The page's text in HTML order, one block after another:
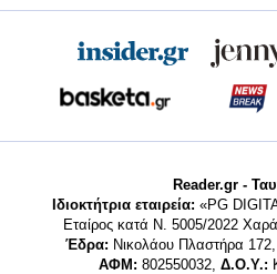
Reader.gr -
Ιδιοκτήτρια εταιρεία: «PG
Εταίρος κατά Ν. 5005/2022
Έδρα: Νικολάου Πλαστήρα 172,
ΑΦΜ: 802550032, Δ.Ο.Υ.: